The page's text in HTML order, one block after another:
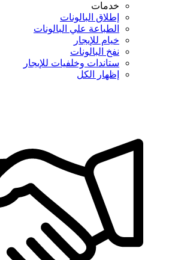
خدمات
إطلاق البالونات
الطباعة علي البالونات
خيام للإيجار
نفخ البالونات
ستاندات وخلفيات للإيجار
إظهار الكل